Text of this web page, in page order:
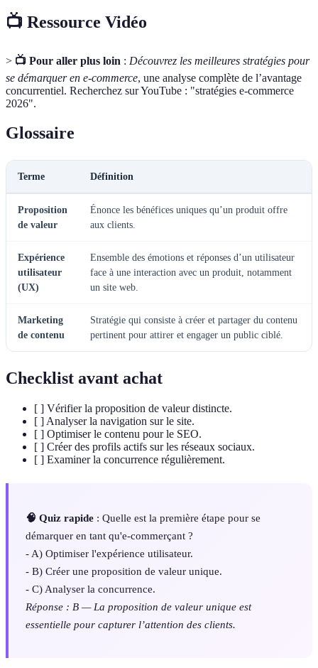
📺 Ressource Vidéo
> 📺 Pour aller plus loin : Découvrez les meilleures stratégies pour
se démarquer en e-commerce, une analyse complète de l’avantage
concurrentiel. Recherchez sur YouTube : "stratégies e-commerce
2026".
Glossaire
Terme Définition
Proposition
de valeur
Énonce les bénéfices uniques qu’un produit offre
aux clients.
Expérience
utilisateur
(UX)
Ensemble des émotions et réponses d’un utilisateur
face à une interaction avec un produit, notamment
un site web.
Marketing
de contenu
Stratégie qui consiste à créer et partager du contenu
pertinent pour attirer et engager un public ciblé.
Checklist avant achat
[ ] Vérifier la proposition de valeur distincte.
[ ] Analyser la navigation sur le site.
[ ] Optimiser le contenu pour le SEO.
[ ] Créer des profils actifs sur les réseaux sociaux.
[ ] Examiner la concurrence régulièrement.
🧠 Quiz rapide : Quelle est la première étape pour se
démarquer en tant qu'e-commerçant ?
- A) Optimiser l'expérience utilisateur.
- B) Créer une proposition de valeur unique.
- C) Analyser la concurrence.
Réponse : B — La proposition de valeur unique est
essentielle pour capturer l’attention des clients.